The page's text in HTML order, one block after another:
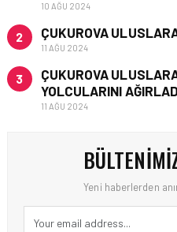
10 AĞU 2024
2 ÇUKUROVA
11 AĞU 2024
3
ÇUKUROVA
YOLCULARINI
11 AĞU 2024
Yeni haberlerden